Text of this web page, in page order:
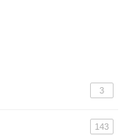
3
143